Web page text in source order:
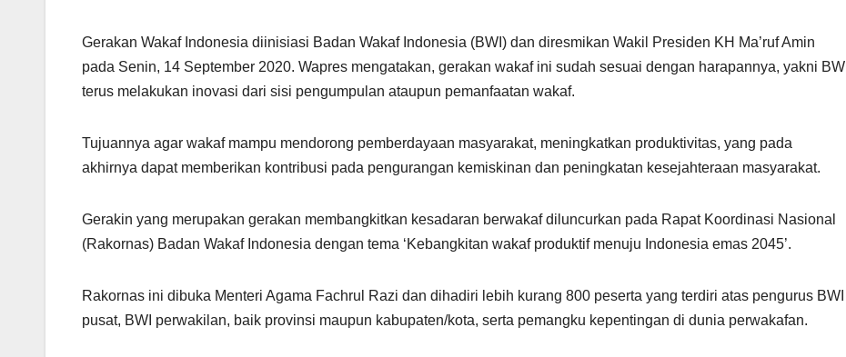
Gerakan Wakaf Indonesia diinisiasi Badan Wakaf Indonesia (BWI) dan diresmikan Wakil Presiden KH Ma’ruf Amin
pada Senin, 14 September 2020. Wapres mengatakan, gerakan wakaf ini sudah sesuai dengan harapannya, yakni BWI
terus melakukan inovasi dari sisi pengumpulan ataupun pemanfaatan wakaf.
Tujuannya agar wakaf mampu mendorong pemberdayaan masyarakat, meningkatkan produktivitas, yang pada
akhirnya dapat memberikan kontribusi pada pengurangan kemiskinan dan peningkatan kesejahteraan masyarakat.
Gerakin yang merupakan gerakan membangkitkan kesadaran berwakaf diluncurkan pada Rapat Koordinasi Nasional
(Rakornas) Badan Wakaf Indonesia dengan tema ‘Kebangkitan wakaf produktif menuju Indonesia emas 2045’.
Rakornas ini dibuka Menteri Agama Fachrul Razi dan dihadiri lebih kurang 800 peserta yang terdiri atas pengurus BWI
pusat, BWI perwakilan, baik provinsi maupun kabupaten/kota, serta pemangku kepentingan di dunia perwakafan.